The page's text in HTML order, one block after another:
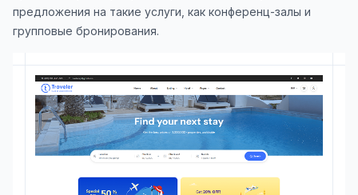
предложения на такие услуги, как конференц-залы и
групповые бронирования.